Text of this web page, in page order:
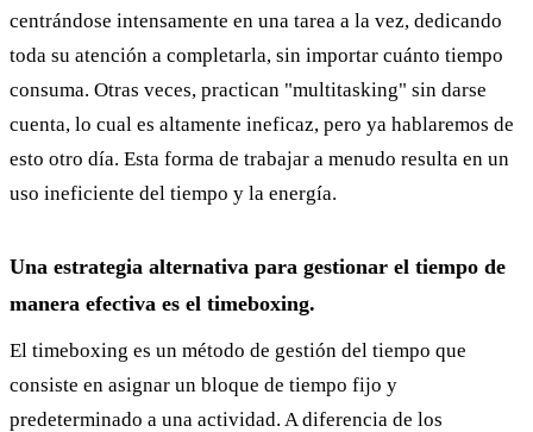
centrándose intensamente en una tarea a la vez, dedicando
toda su atención a completarla, sin importar cuánto tiempo
consuma. Otras veces, practican "multitasking" sin darse
cuenta, lo cual es altamente ineficaz, pero ya hablaremos de
esto otro día. Esta forma de trabajar a menudo resulta en un
uso ineficiente del tiempo y la energía.
Una estrategia alternativa para gestionar el tiempo de
manera efectiva es el timeboxing.
El timeboxing es un método de gestión del tiempo que
consiste en asignar un bloque de tiempo fijo y
predeterminado a una actividad. A diferencia de los